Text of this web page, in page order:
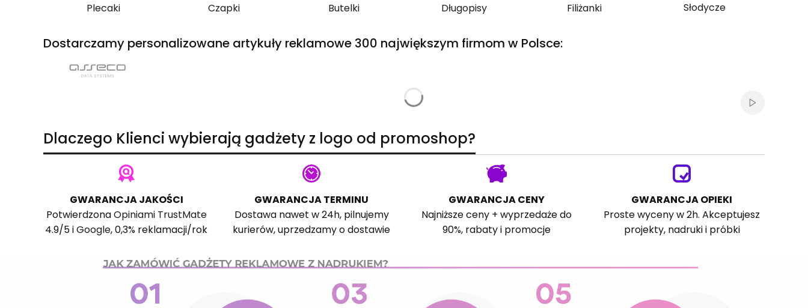
Plecaki Czapki Butelki Długopisy Filiżanki Słodycze
Dostarczamy personalizowane artykuły reklamowe 300 największym firmom w Polsce:
Włącz
Dlaczego Klienci wybierają gadżety z logo od promoshop?
GWARANCJA JAKOŚCI
PotwierdzonaOpiniami TrustMate
4.9/5 iGoogle, 0,3% reklamacji/rok
GWARANCJA TERMINU
Dostawa nawet w 24h, pilnujemy
kurierów, uprzedzamy o dostawie
GWARANCJA CENY
Najniższe ceny + wyprzedaże do
90%, rabaty i promocje
GWARANCJA OPIEKI
Proste wyceny w 2h. Akceptujesz
projekty, nadruki i próbki